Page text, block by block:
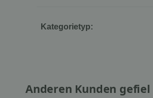
Kategorietyp:
Anderen Kunden gefiel